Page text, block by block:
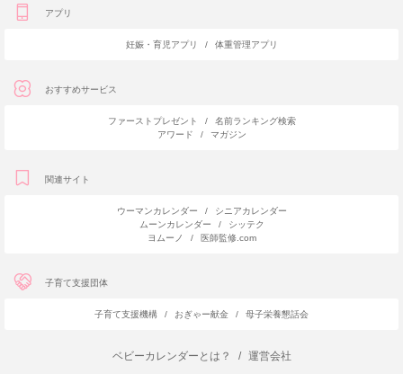
アプリ
妊娠・育児アプリ / 体重管理アプリ
おすすめサービス
ファーストプレゼント /
名前ランキング検索
アワード
/ マガジン
関連サイト
ウーマンカレンダー /
シニアカレンダー
ムーンカレンダー
/
シッテク
ヨムーノ
/ 医師監修.com
子育て支援団体
子育て支援機構 / おぎゃー献金 / 母子栄養懇話会
ベビーカレンダーとは？ /
運営会社